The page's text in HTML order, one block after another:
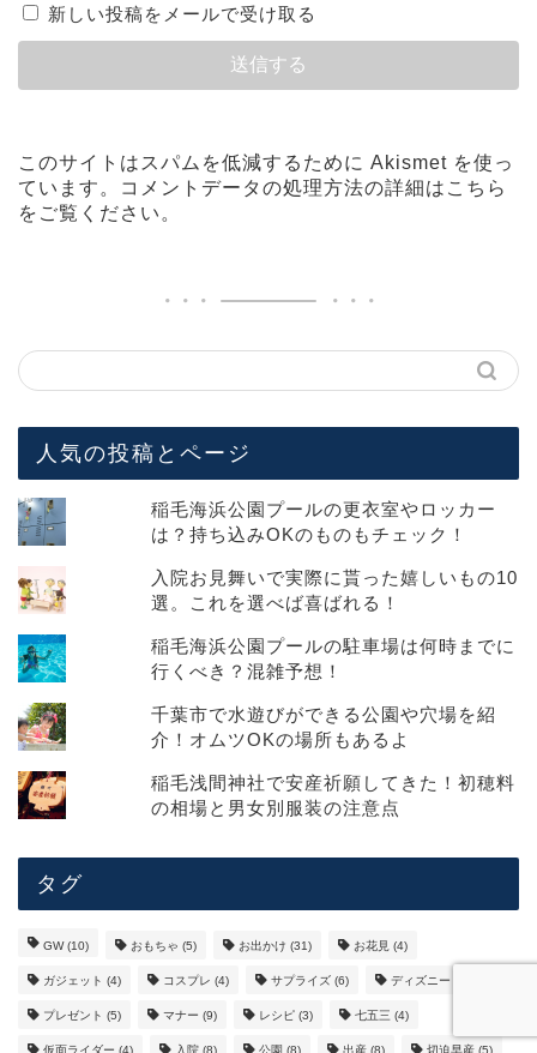
新しい投稿をメールで受け取る
このサイトはスパムを低減するために Akismet を使っ
ています。
コメントデータの処理方法の詳細はこちら
をご覧ください 。
人気の投稿とページ
稲毛海浜公園プールの更衣室やロッカー
は？持ち込みOKのものもチェック！
入院お見舞いで実際に貰った嬉しいもの10
選。これを選べば喜ばれる！
稲毛海浜公園プールの駐車場は何時までに
行くべき？混雑予想！
千葉市で水遊びができる公園や穴場を紹
介！オムツOKの場所もあるよ
稲毛浅間神社で安産祈願してきた！初穂料
の相場と男女別服装の注意点
タグ
GW(10) おもちゃ (5) お出かけ (31) お花見 (4)
ガジェット (4) コスプレ (4) サプライズ (6) ディズニー
プレゼント (5) マナー (9) レシピ (3) 七五三 (4)